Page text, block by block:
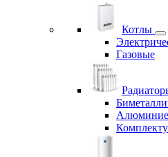
Котлы
Газовые